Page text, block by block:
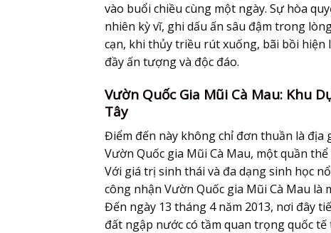
vào buổi chiều cùng một ngày. Sự hòa
nhiên kỳ vĩ, ghi dấu ấn sâu đậm trong
cạn, khi thủy triều rút xuống, bãi bồi hiện
đầy ấn tượng và độc đáo.
Vườn Quốc Gia Mũi Cà Mau: Khu
Tây
Điểm đến này không chỉ đơn thuần là địa
Vườn Quốc gia Mũi Cà Mau, một quần
Với giá trị sinh thái và đa dạng sinh học
công nhận Vườn Quốc gia Mũi Cà Mau
Đến ngày 13 tháng 4 năm 2013, nơi đây
đất ngập nước có tầm quan trọng quốc